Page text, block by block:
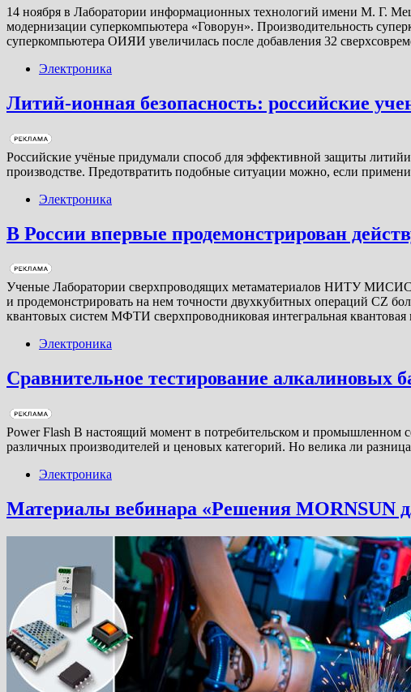
14 ноября в Лаборатории информационных технологий имени М. Г.
модернизации суперкомпьютера «Говорун». Производительность
суперкомпьютера ОИЯИ увеличилась после добавления 32
Электроника
Литий-ионная безопасность: российские
Российские учёные придумали способ для эффективной защиты
производстве. Предотвратить подобные ситуации можно, если
Электроника
В России впервые продемонстрирован
Ученые Лаборатории сверхпроводящих метаматериалов НИТУ МИСИС
и продемонстрировать на нем точности двухкубитных операций CZ
квантовых систем МФТИ сверхпроводниковая интегральная
Электроника
Сравнительное тестирование алкалиновых
Power Flash В настоящий момент в потребительском и промышленном
различных производителей и ценовых категорий. Но велика ли
Электроника
Материалы вебинара «Решения